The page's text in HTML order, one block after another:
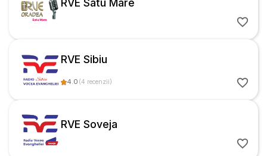
RVE Sibiu
4.0 (4 recenzii)
RVE Soveja